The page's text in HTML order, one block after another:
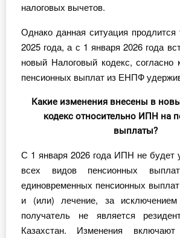
Обучение
Тарифы
Тестирование для
бухгалтера
налоговых вычетов.
Однако данная ситуация продлится
2025 года, а с 1 января 2026 года
новый Налоговый кодекс,
пенсионных выплат из ЕНПФ
Какие изменения внесены в
кодекс относительно ИПН на
выплаты?
С 1 января 2026 года ИПН не будет
всех видов пенсионных
единовременных пенсионных
и (или) лечение, за исключением
получатель не является
Казахстан. Изменения